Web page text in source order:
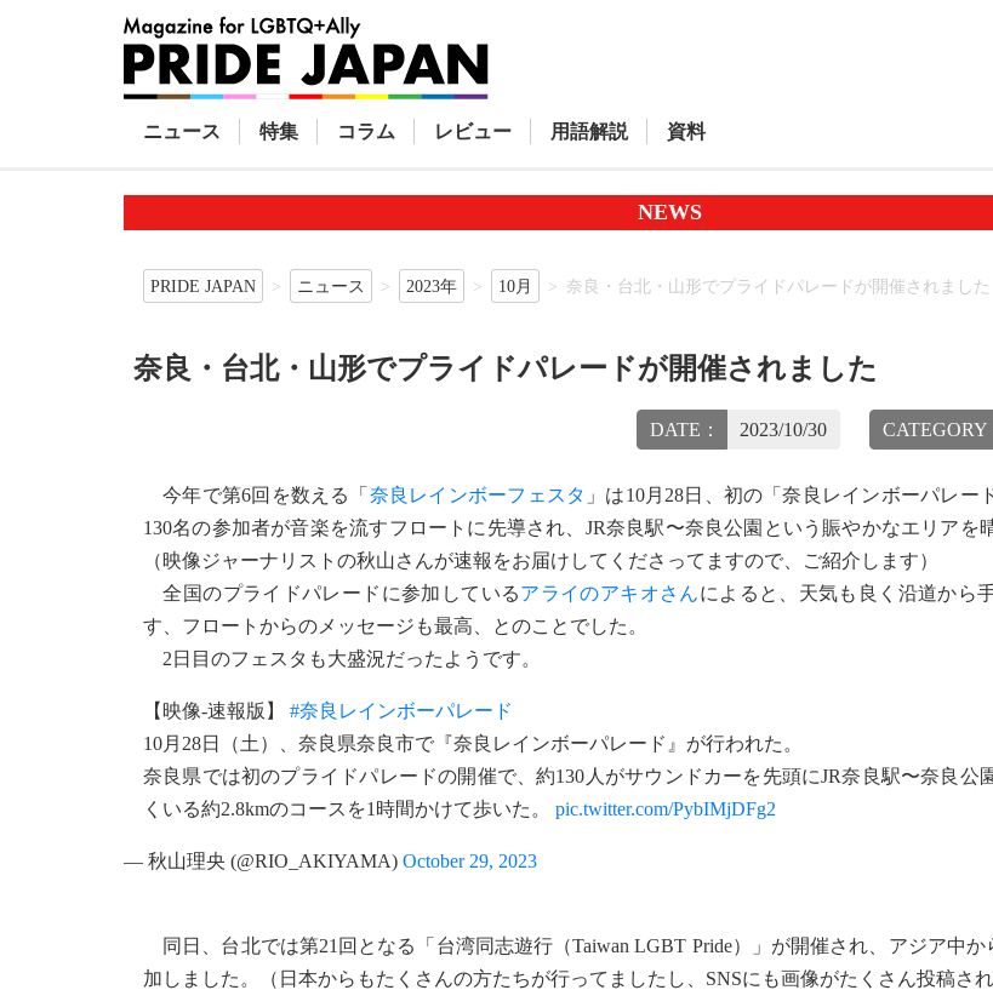
ニュース 特集 コラム レビュー 用語解説 資料
NEWS
PRIDE JAPAN ニュース 2023年 10月 奈良・台北・山形でプライドパレードが開催されました
奈良・台北・山形でプライドパレードが開催されました
DATE： 2023/10/30 CATEGORY
今年で第6回を数える「 奈良レインボーフェスタ 」は10月28日、初の「奈良レインボーパレー
130名の参加者が音楽を流すフロートに先導され、JR奈良駅〜奈良公園という賑やかなエリアを
（映像ジャーナリストの秋山さんが速報をお届けしてくださってますので、ご紹介します）
全国のプライドパレードに参加しているアライのアキオさんによると、天気も良く沿道から
す、フロートからのメッセージも最高、とのことでした。
2日目のフェスタも大盛況だったようです。
【映像-速報版】 #奈良レインボーパレード
10月28日（土）、奈良県奈良市で『奈良レインボーパレード』が行われた。
奈良県では初のプライドパレードの開催で、約130人がサウンドカーを先頭にJR奈良駅〜奈良公
くいる約2.8kmのコースを1時間かけて歩いた。 pic.twitter.com/PybIMjDFg2
— 秋山理央 (@RIO_AKIYAMA) October 29, 2023
同日、台北では第21回となる「台湾同志遊行（Taiwan LGBT Pride）」が開催され、アジア中か
加しました。（日本からもたくさんの方たちが行ってましたし、SNSにも画像がたくさん投稿され